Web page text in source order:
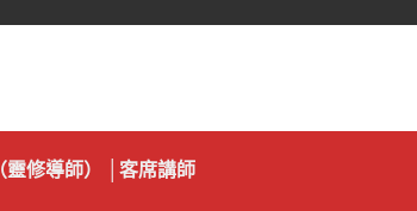
（靈修導師） │客席講師